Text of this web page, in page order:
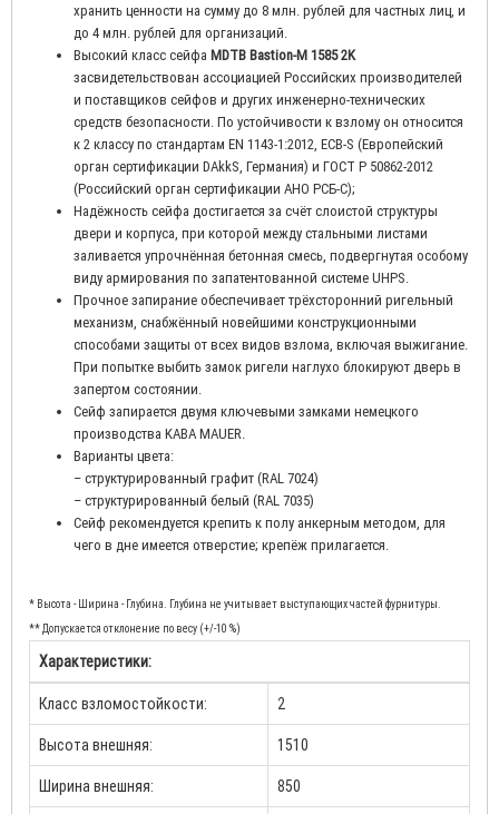
хранить ценности на сумму до 8 млн. рублей для частных лиц, и
до 4 млн. рублей для организаций.
Высокий класс сейфа MDTB Bastion-M 1585 2K
засвидетельствован ассоциацией Российских производителей
и поставщиков сейфов и других инженерно-технических
средств безопасности. По устойчивости к взлому он относится
к 2 классу по стандартам EN 1143-1:2012, ECB-S (Европейский
орган сертификации DAkkS, Германия) и ГОСТ Р 50862-2012
(Российский орган сертификации АНО РСБ-С);
Надёжность сейфа достигается за счёт слоистой структуры
двери и корпуса, при которой между стальными листами
заливается упрочнённая бетонная смесь, подвергнутая особому
виду армирования по запатентованной системе UHPS.
Прочное запирание обеспечивает трёхсторонний ригельный
механизм, снабжённый новейшими конструкционными
способами защиты от всех видов взлома, включая выжигание.
При попытке выбить замок ригели наглухо блокируют дверь в
запертом состоянии.
Сейф запирается двумя ключевыми замками немецкого
производства KABA MAUER.
Варианты цвета:
– структурированный графит (RAL 7024)
– структурированный белый (RAL 7035)
Сейф рекомендуется крепить к полу анкерным методом, для
чего в дне имеется отверстие; крепёж прилагается.
* Высота - Ширина - Глубина. Глубина не учитывает выступающих частей фурнитуры.
** Допускается отклонение по весу (+/-10 %)
Характеристики:
Класс взломостойкости: 2
Высота внешняя: 1510
Ширина внешняя: 850